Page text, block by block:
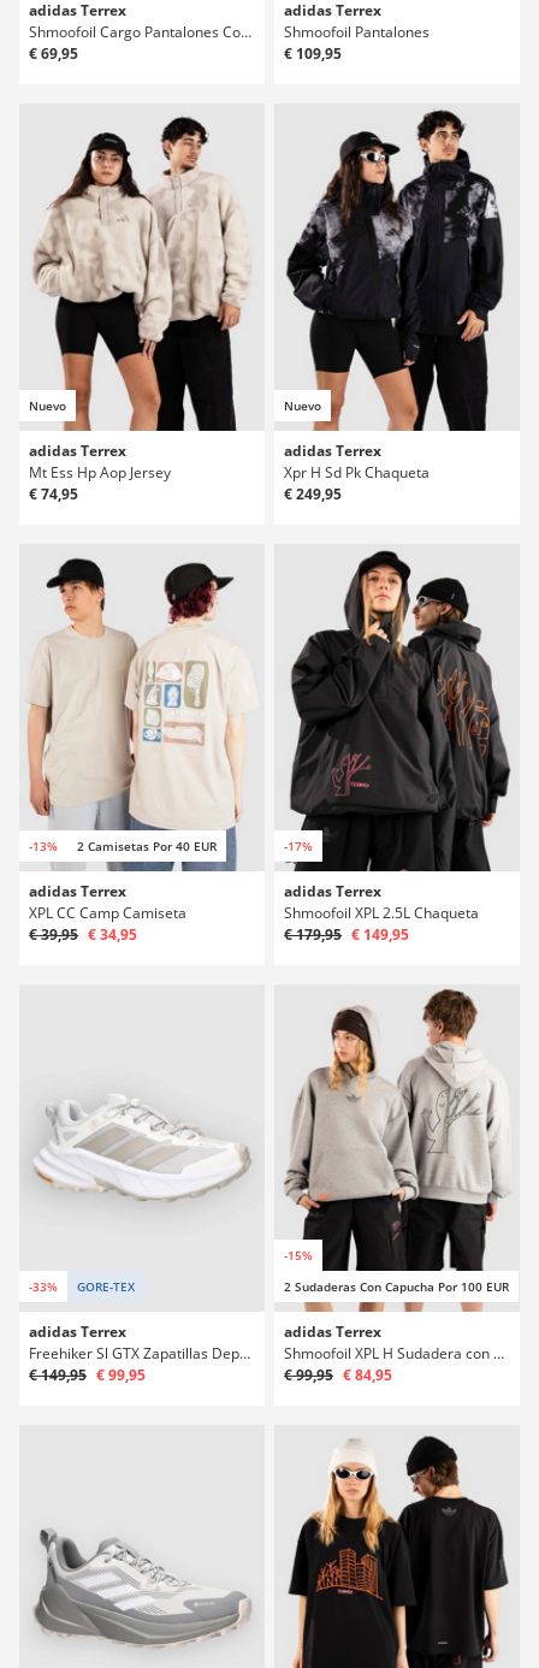
adidas Terrex
Shmoofoil Cargo Pantalones Cortos
€ 69,95
adidas Terrex
Shmoofoil Pantalones
€ 109,95
Nuevo
adidas Terrex
Mt Ess Hp Aop Jersey
€ 74,95
Nuevo
adidas Terrex
Xpr H Sd Pk Chaqueta
€ 249,95
-13% 2 Camisetas Por 40 EUR
adidas Terrex
XPL CC Camp Camiseta
€ 39,95 € 34,95
-17%
adidas Terrex
Shmoofoil XPL 2.5L Chaqueta
€ 179,95 € 149,95
-33% GORE-TEX
adidas Terrex
Freehiker Sl GTX Zapatillas Deportivas
€ 149,95 € 99,95
-15%
2 Sudaderas Con Capucha Por 100 EUR
adidas Terrex
Shmoofoil XPL H Sudadera con Capucha
€ 99,95 € 84,95